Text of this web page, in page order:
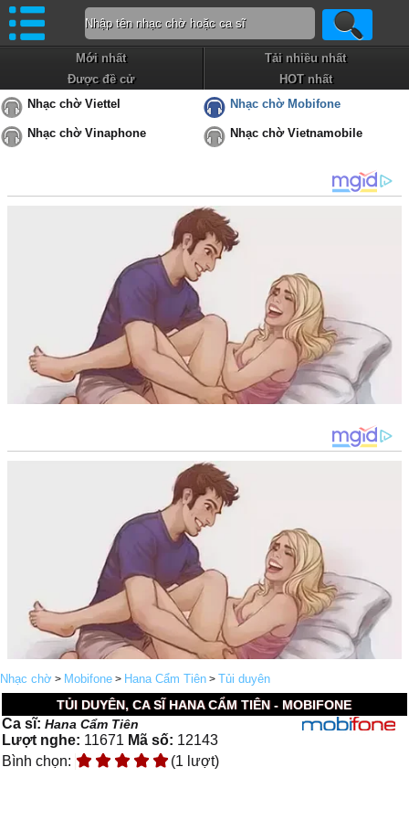
Mới nhất
Tải nhiều nhất
Được đề cử
HOT nhất
Nhạc chờ Viettel
Nhạc chờ Mobifone
Nhạc chờ Vinaphone Nhạc chờ Vietnamobile
Nhạc chờ > Mobifone > Hana Cẩm Tiên > Tủi duyên
TỦI DUYÊN, CA SĨ HANA CẨM TIÊN - MOBIFONE
Ca sĩ:Hana Cẩm Tiên
Lượt nghe: 11671 Mã số: 12143
Bình chọn:
(1 lượt)